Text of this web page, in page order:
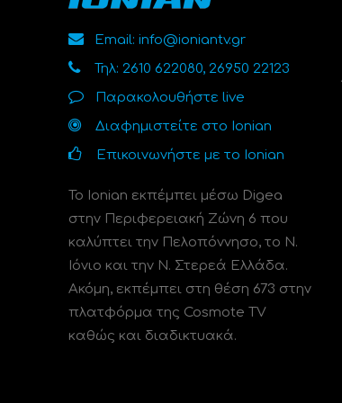
Email: info@ioniantv.gr
Τηλ: 2610 622080, 26950 22123
Παρακολουθήστε live
Διαφημιστείτε στο Ionian
Επικοινωνήστε με το Ionian
Το Ionian εκπέμπει μέσω Digea
στην Περιφερειακή Ζώνη 6 που
καλύπτει την Πελοπόννησο, το N.
Ιόνιο και την Ν. Στερεά Ελλάδα.
Ακόμη, εκπέμπει στη θέση 673 στην
πλατφόρμα της Cosmote TV
καθώς και διαδικτυακά.